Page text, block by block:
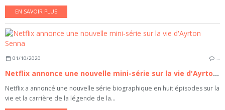
EN SAVOIR PLUS
01/10/2020 …
Netflix annonce une nouvelle mini-série sur la vie d'Ayrton Senna
Netflix a annoncé une nouvelle série biographique en huit épisodes sur la
vie et la carrière de la légende de la...